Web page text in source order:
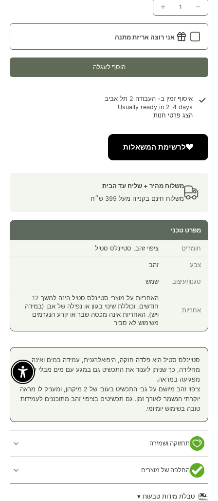
אני רוצה אריזת מתנה
הוסף לעגלה
איסוף זמין ב- העבודה 2 תל אביב
Usually ready in 2-4 days
הצג פרטי חנות
לרשימת המשאלות
משלוח מהיר + שליח עד הבית
משלוח חינם בקנייה מעל 399 ש״ח
מפרט טכני
חומרים ציפוי זהב, סטיינלס סטיל
צבע זהב
סגנון/עיצוב שמש
אחריות
האחריות על מוצרי סטיינלס סטיל הינה למשך 12
חודשים, וכוללת שינוי בגוון או נפילה של אבן (במידה
ויש). האחריות אינה מכסה שבר או קרע הנגרמים
משימוש לא סביר
סטיינלס סטיל היא פלדה חזקה, היפואלרגנית, עמידה במים ואינה
מחלידה, כך שניתן לענוד את התכשיט גם במגע עם מים מבלי לחשוש
מפגיעה במראה.
ציפוי זהב מיושם על גבי התכשיט בעובי של 2 מיקרון, ומעניק לו מראה
יוקרתי הנשמר לאורך זמן. גם תכשיטים בציפוי זהב מתוכננים לעמידות
טובה בשימוש יומיומי.
תחזוקה ושמירה
החלפה של מוצרים
טבלת מידות טבעות ▾
Enable Accessibility